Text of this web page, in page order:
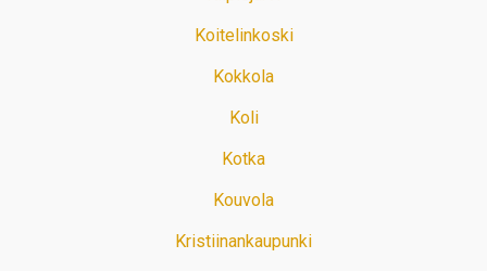
Koitelinkoski
Kokkola
Koli
Kotka
Kouvola
Kristiinankaupunki